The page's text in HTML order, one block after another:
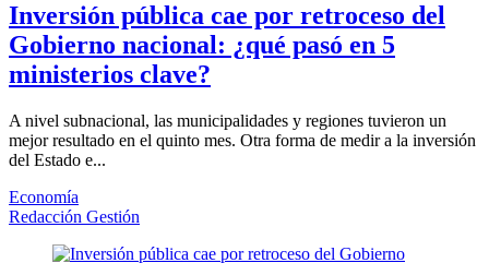
Inversión pública cae por retroceso del
Gobierno nacional: ¿qué pasó en 5
ministerios clave?
A nivel subnacional, las municipalidades y regiones tuvieron un
mejor resultado en el quinto mes. Otra forma de medir a la inversión
del Estado e...
Economía
Redacción Gestión